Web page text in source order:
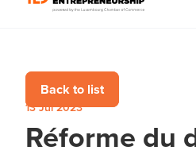
Back to list
13 Jul 2023
Réforme du